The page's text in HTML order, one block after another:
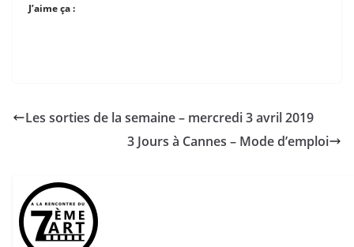
J’aime ça :
Les sorties de la semaine – mercredi 3 avril 2019
3 Jours à Cannes – Mode d’emploi